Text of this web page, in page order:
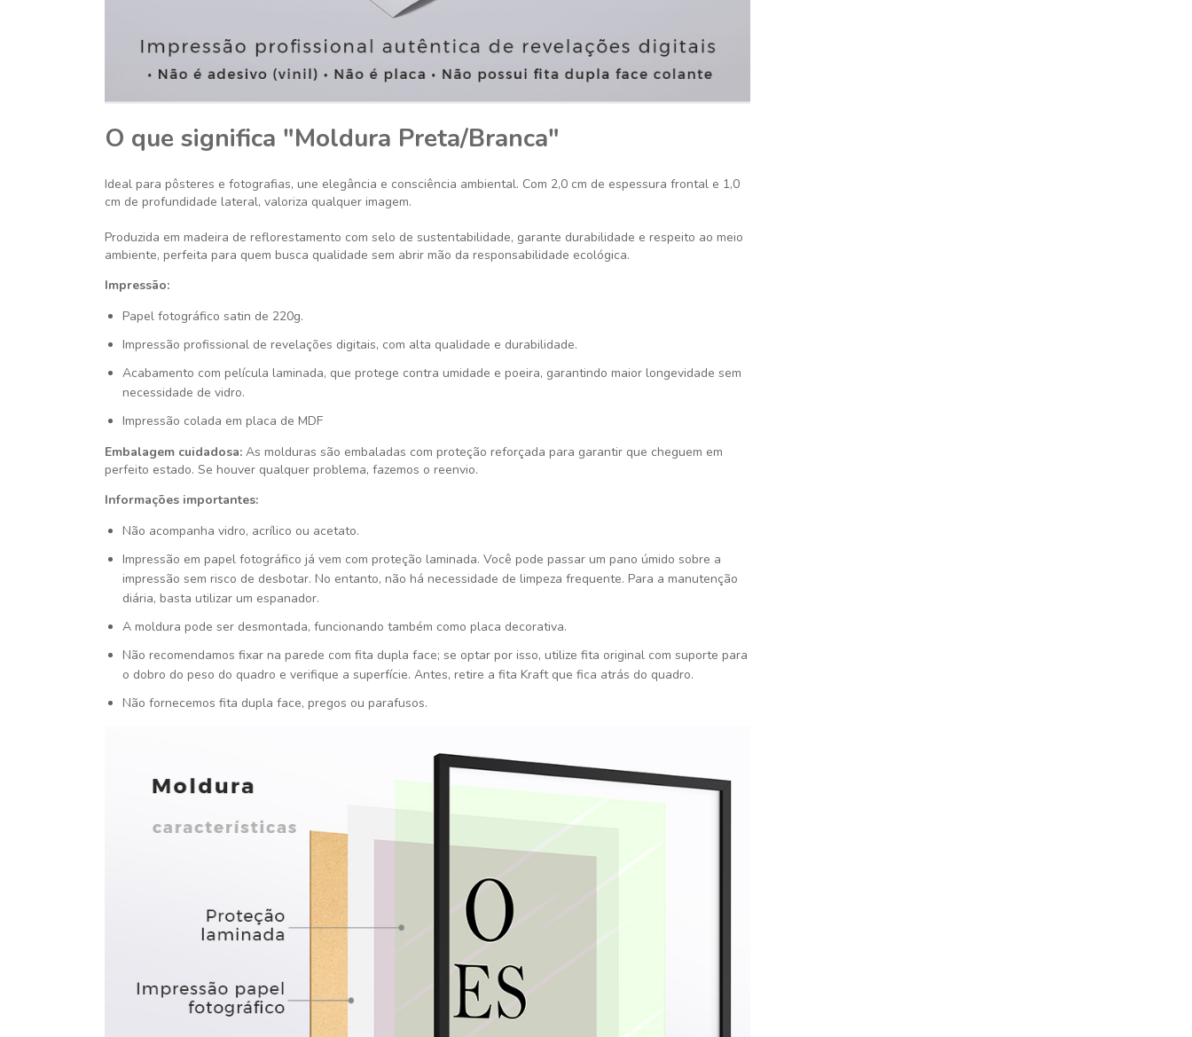
O que significa "Moldura Preta/Branca"
Ideal para pôsteres e fotografias, une elegância e consciência ambiental. Com 2,0 cm de espessura frontal e 1,0
cm de profundidade lateral, valoriza qualquer imagem.
Produzida em madeira de reflorestamento com selo de sustentabilidade, garante durabilidade e respeito ao meio
ambiente, perfeita para quem busca qualidade sem abrir mão da responsabilidade ecológica.
Impressão:
Papel fotográfico satin de 220g.
Impressão profissional de revelações digitais, com alta qualidade e durabilidade.
Acabamento com película laminada, que protege contra umidade e poeira, garantindo maior longevidade sem
necessidade de vidro.
Impressão colada em placa de MDF
Embalagem cuidadosa: As molduras são embaladas com proteção reforçada para garantir que cheguem em
perfeito estado. Se houver qualquer problema, fazemos o reenvio.
Informações importantes:
Não acompanha vidro, acrílico ou acetato.
Impressão em papel fotográfico já vem com proteção laminada. Você pode passar um pano úmido sobre a
impressão sem risco de desbotar. No entanto, não há necessidade de limpeza frequente. Para a manutenção
diária, basta utilizar um espanador.
A moldura pode ser desmontada, funcionando também como placa decorativa.
Não recomendamos fixar na parede com fita dupla face; se optar por isso, utilize fita original com suporte para
o dobro do peso do quadro e verifique a superfície. Antes, retire a fita Kraft que fica atrás do quadro.
Não fornecemos fita dupla face, pregos ou parafusos.